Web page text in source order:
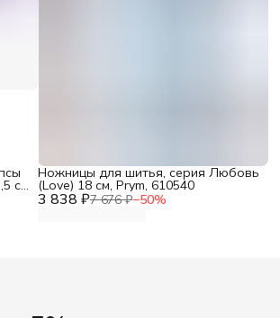
см,
3 838 ₽7 676 ₽−50%
Ножницы для шитья, серия Любовь
(Love) 18 см, Prym, 610540